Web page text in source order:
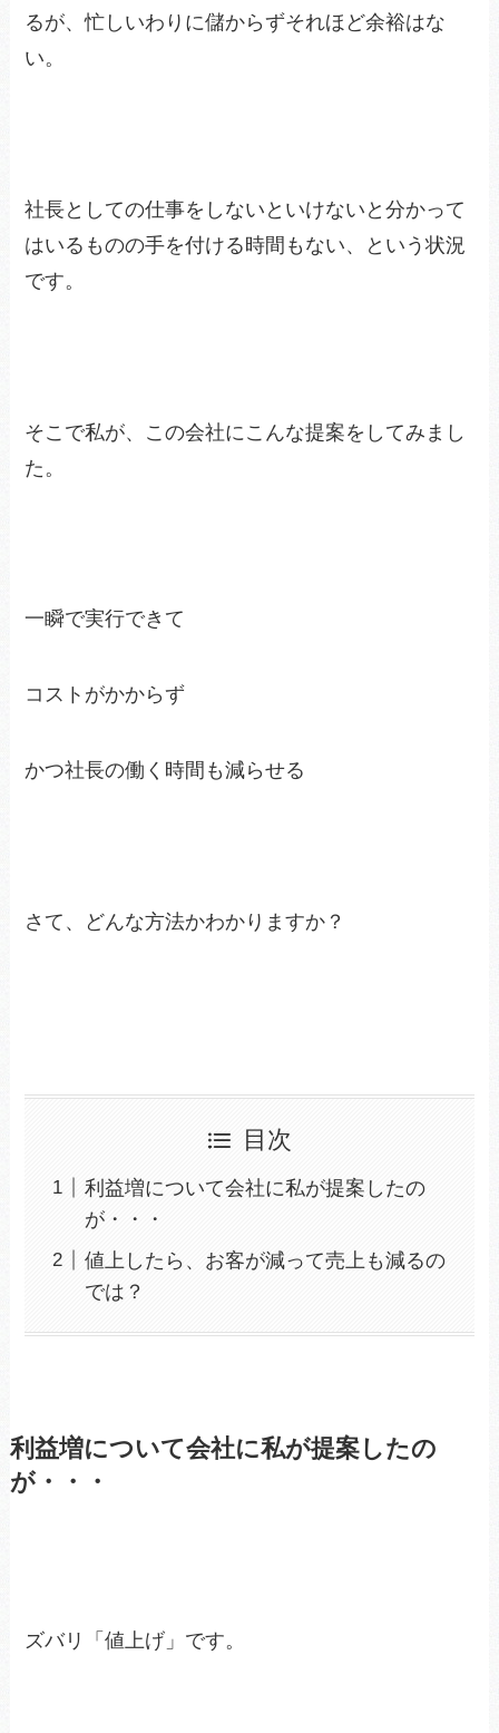
るが、忙しいわりに儲からずそれほど余裕はな
い。
社長としての仕事をしないといけないと分かって
はいるものの手を付ける時間もない、という状況
です。
そこで私が、この会社にこんな提案をしてみまし
た。
一瞬で実行できて
コストがかからず
かつ社長の働く時間も減らせる
さて、どんな方法かわかりますか？
目次
利益増について会社に私が提案したの
が・・・
値上したら、お客が減って売上も減るの
では？
利益増について会社に私が提案したの
が・・・
ズバリ「値上げ」です。